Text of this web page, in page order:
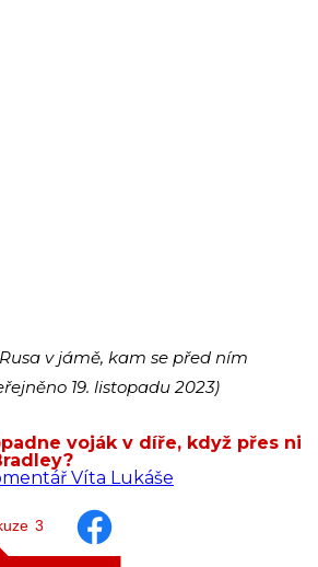
v jámě, kam se před ním
19. listopadu 2023)
voják v díře, když přes ni
Víta Lukáše
3